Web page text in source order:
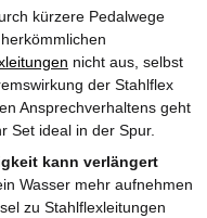
kürzere Pedalwege
nicht aus, selbst
der Stahlflex
Ansprechverhaltens geht
Set ideal in der Spur.
kann verlängert
Wasser mehr aufnehmen
zu Stahlflexleitungen